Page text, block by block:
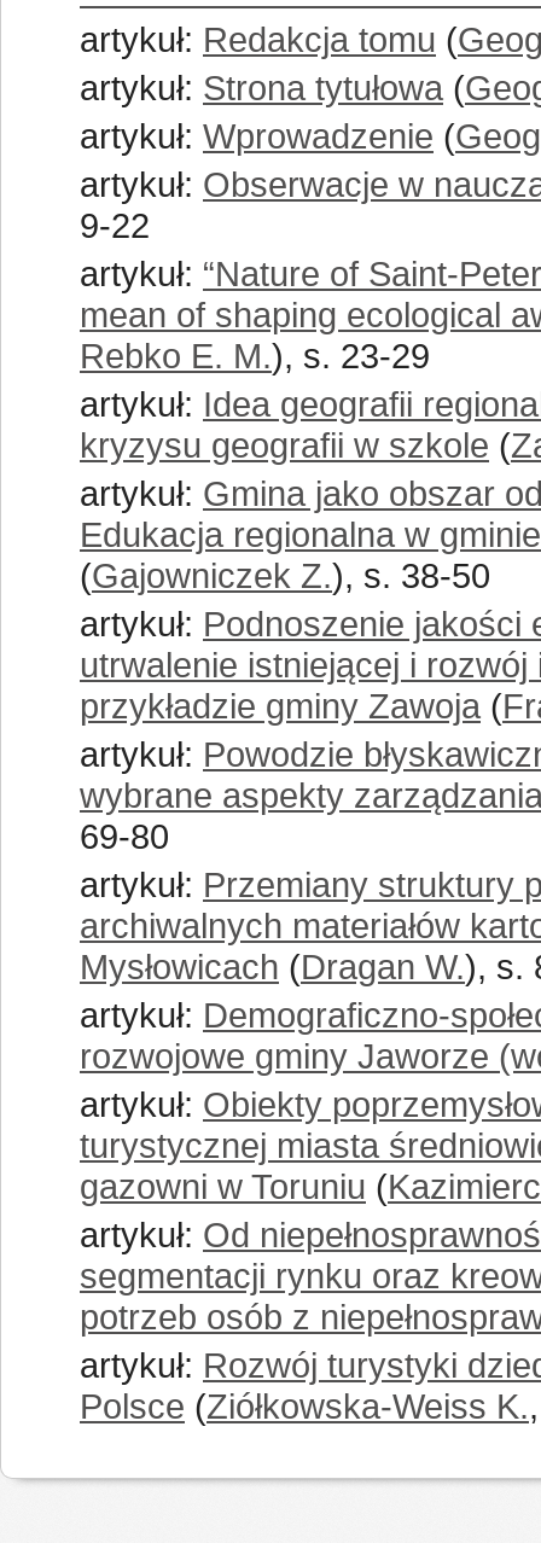
artykuł: Redakcja tomu (
artykuł: Strona tytułowa (
artykuł: Wprowadzenie (
artykuł: Obserwacje w
9-22
artykuł: “Nature of Saint-
mean of shaping ecological
Rebko E. M.), s. 23-29
artykuł: Idea geografii
kryzysu geografii w szkole (
artykuł: Gmina jako obszar
Edukacja regionalna w
(Gajowniczek Z.), s. 38-50
artykuł: Podnoszenie jakości
utrwalenie istniejącej i
przykładzie gminy Zawoja (
artykuł: Powodzie
wybrane aspekty
69-80
artykuł: Przemiany struktury
archiwalnych materiałów
Mysłowicach (Dragan W.), s.
artykuł: Demograficzno-
rozwojowe gminy Jaworze
artykuł: Obiekty
turystycznej miasta
gazowni w Toruniu (
artykuł: Od
segmentacji rynku oraz
potrzeb osób z
artykuł: Rozwój turystyki
Polsce (Ziółkowska-Weiss K.